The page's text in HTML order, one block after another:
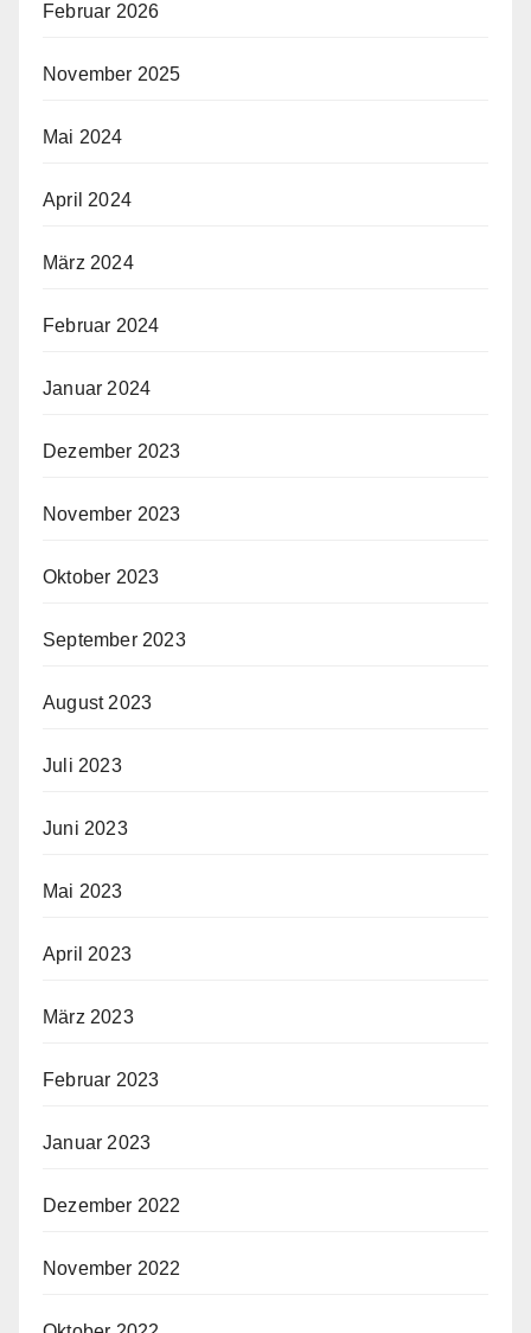
Februar 2026
November 2025
Mai 2024
April 2024
März 2024
Februar 2024
Januar 2024
Dezember 2023
November 2023
Oktober 2023
September 2023
August 2023
Juli 2023
Juni 2023
Mai 2023
April 2023
März 2023
Februar 2023
Januar 2023
Dezember 2022
November 2022